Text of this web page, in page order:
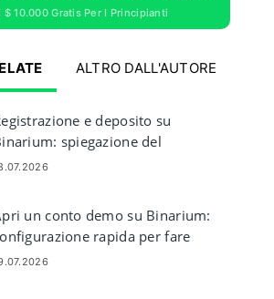
$ 10.000 Gratis Per I Principianti
ALTRO DALL'AUTORE
e deposito su
spiegazione del
del tuo account
un conto demo su Binarium:
rapida per fare
nel trading